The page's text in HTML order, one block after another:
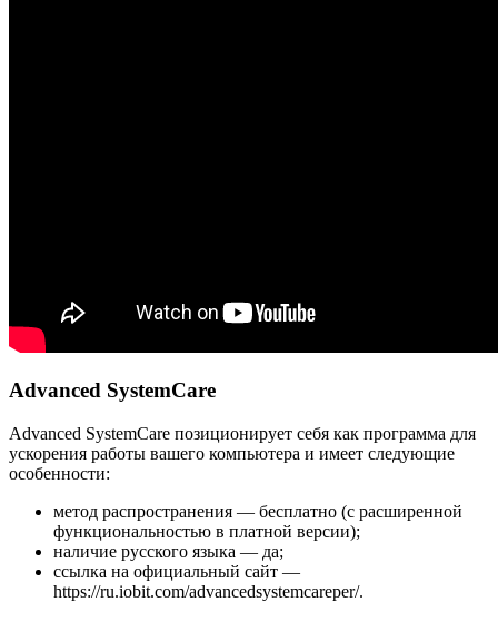
Advanced SystemCare
Advanced SystemCare позиционирует себя как программа для
ускорения работы вашего компьютера и имеет следующие
особенности:
метод распространения — бесплатно (с расширенной
функциональностью в платной версии);
наличие русского языка — да;
ссылка на официальный сайт —
https://ru.iobit.com/advancedsystemcareper/.